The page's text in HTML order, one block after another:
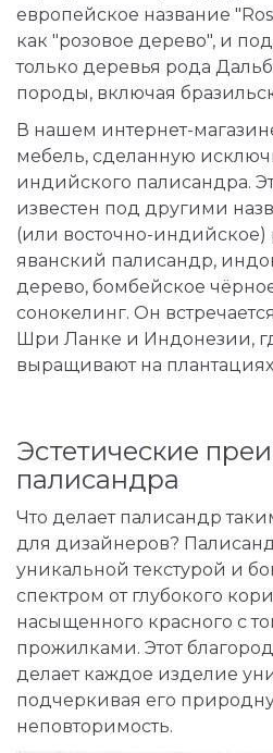
европейское название
как "розовое дерево", и
только деревья рода
породы, включая
В нашем интернет-
мебель, сделанную
индийского палисандра.
известен под другими
(или восточно-индийское)
яванский палисандр,
дерево, бомбейское
сонокелинг. Он
Шри Ланке и Индонезии,
выращивают на
Эстетические
палисандра
Что делает палисандр
для дизайнеров?
уникальной текстурой и
спектром от глубокого
насыщенного красного с
прожилками. Этот
делает каждое изделие
подчеркивая его
неповторимость.